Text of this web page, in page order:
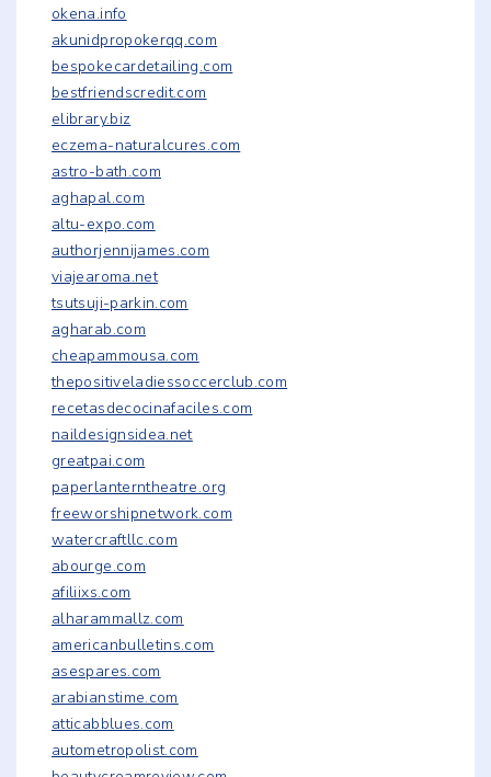
okena.info
akunidpropokerqq.com
bespokecardetailing.com
bestfriendscredit.com
elibrary.biz
eczema-naturalcures.com
astro-bath.com
aghapal.com
altu-expo.com
authorjennijames.com
viajearoma.net
tsutsuji-parkin.com
agharab.com
cheapammousa.com
thepositiveladiessoccerclub.com
recetasdecocinafaciles.com
naildesignsidea.net
greatpai.com
paperlanterntheatre.org
freeworshipnetwork.com
watercraftllc.com
abourge.com
afiliixs.com
alharammallz.com
americanbulletins.com
asespares.com
arabianstime.com
atticabblues.com
autometropolist.com